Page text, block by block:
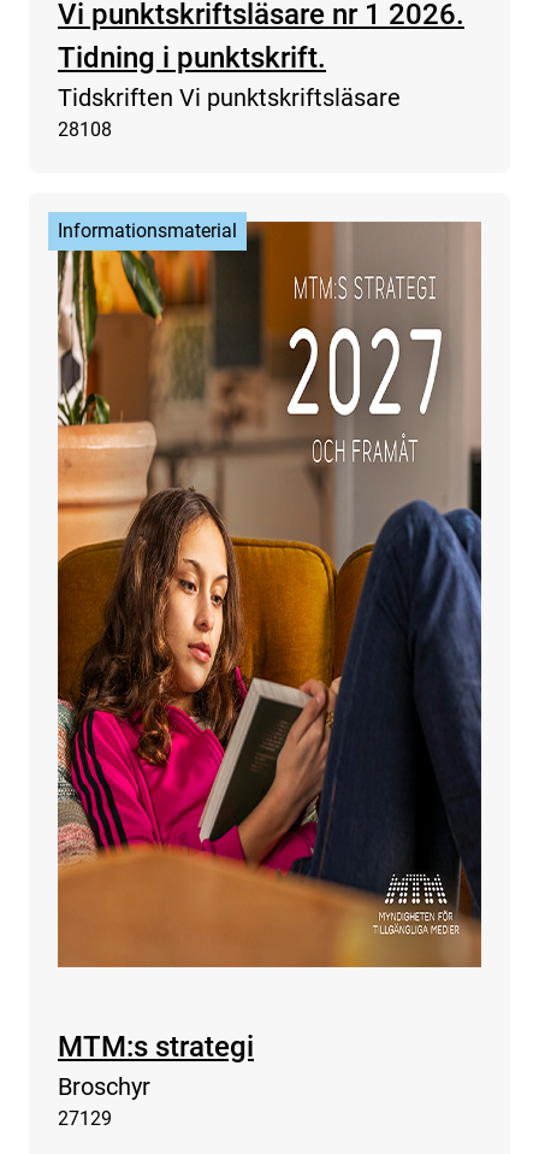
Vi punktskriftsläsare nr 1 2026.
Tidning i punktskrift.
Tidskriften Vi punktskriftsläsare
28108
Informationsmaterial
MTM:s strategi
Broschyr
27129